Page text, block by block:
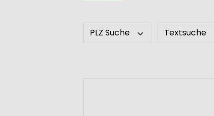
PLZ Suche Textsuche